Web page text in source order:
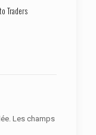
Traders
Les champs